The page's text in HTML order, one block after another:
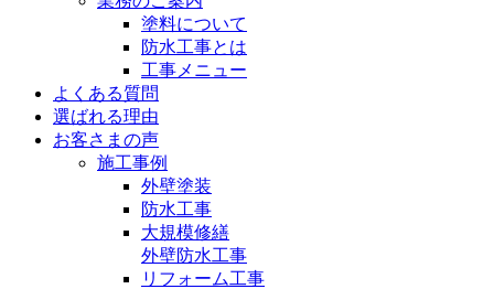
塗料について
防水工事とは
工事メニュー
よくある質問
選ばれる理由
お客さまの声
施工事例
外壁塗装
防水工事
大規模修繕
外壁防水工事
リフォーム工事